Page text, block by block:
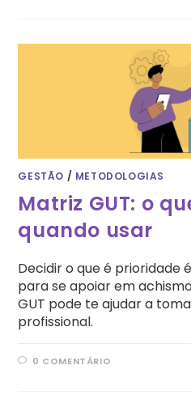
GESTÃO / METODOLOGIAS
Matriz GUT: o
quando usar
Decidir o que é prioridade
para se apoiar em
GUT pode te ajudar a
profissional.
0 COMENTÁRIO